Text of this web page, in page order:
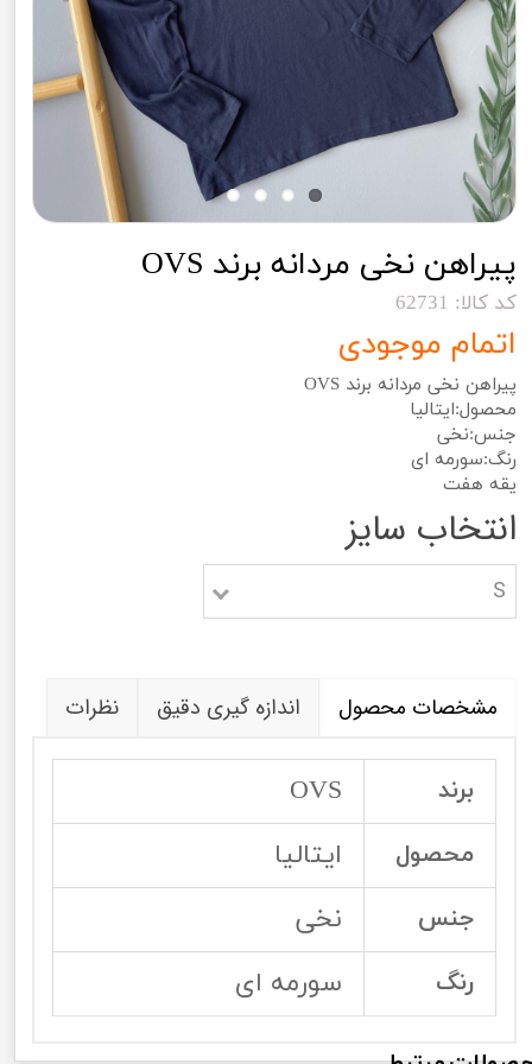
پیراهن نخی مردانه برند OVS
کد کالا: 62731
اتمام موجودی
پیراهن نخی مردانه برند OVS
محصول:ایتالیا
جنس:نخی
رنگ:سورمه ای
یقه هفت
انتخاب سایز
S
مشخصات محصول اندازه گیری دقیق نظرات
برند OVS
محصول ایتالیا
جنس نخی
رنگ سورمه ای